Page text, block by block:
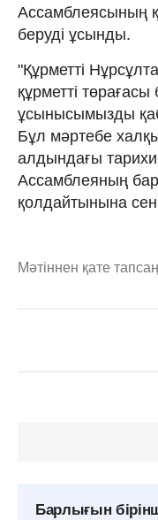
Ассамблеясының
беруді ұсынды.
"Құрметті
құрметті төрағасы
ұсынысымызды
Бұл мәртебе
алдындағы тарихи
Ассамблеяның
қолдайтынына
Мәтіннен қате
Барлығын